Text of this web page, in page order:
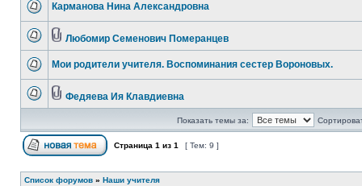
Карманова Нина Александровна
Любомир Семенович Померанцев
Мои родители учителя. Воспоминания сестер Вороновых.
Федяева Ия Клавдиевна
Показать темы за:
Страница 1 из 1 [ Тем: 9 ]
Список форумов » Наши учителя